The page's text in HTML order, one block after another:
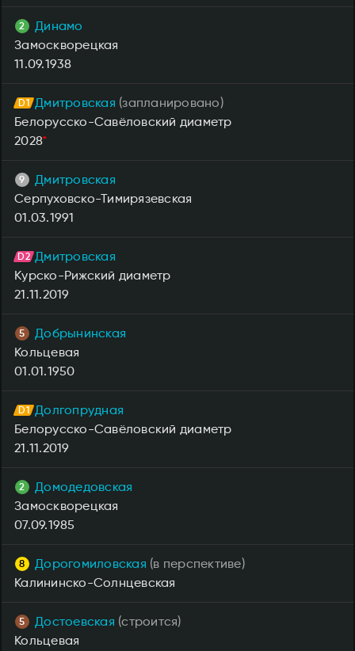
Динамо
Замоскворецкая
11.09.1938
Дмитровская (запланировано)
Белорусско-Савёловский диаметр
2028*
Дмитровская
Серпуховско-Тимирязевская
01.03.1991
Дмитровская
Курско-Рижский диаметр
21.11.2019
Добрынинская
Кольцевая
01.01.1950
Долгопрудная
Белорусско-Савёловский диаметр
21.11.2019
Домодедовская
Замоскворецкая
07.09.1985
Дорогомиловская (в перспективе)
Калининско-Солнцевская
Достоевская (строится)
Кольцевая